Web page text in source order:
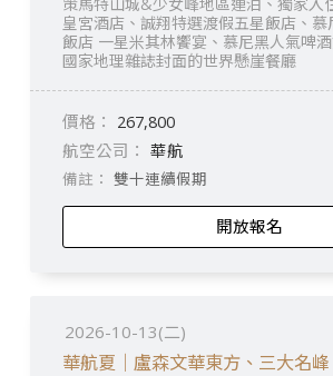
皇宮酒店、誠翔特選渡假五星飯店、慕
飯店 一星米其林饗宴、慕尼黑人氣啤
國家地理雜誌封面的世界懸崖餐廳
267,800
華航
開放報名
雙十連續假期
2026-10-13(二)
華航夏｜盧森文華東方、三大名峰